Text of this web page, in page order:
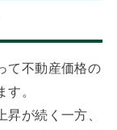
て不動産価格の
。
が続く一方、